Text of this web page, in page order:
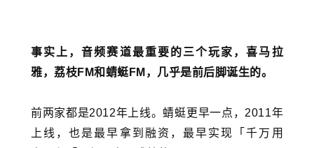
事实上，音频赛道最重要的三个玩家，喜马拉
雅，荔枝FM和蜻蜓FM，几乎是前后脚诞生的。
前两家都是2012年上线。蜻蜓更早一点，2011年
上线，也是最早拿到融资，最早实现「千万用